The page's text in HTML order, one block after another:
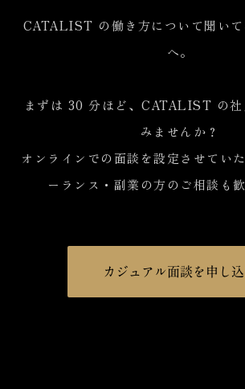
CATALIST の働き方について聞い
へ。
まずは 30 分ほど、CATALIST の社
みませんか？
オンラインでの面談を設定させてい
ーランス・副業の方のご相談も歓
カジュアル面談を申し